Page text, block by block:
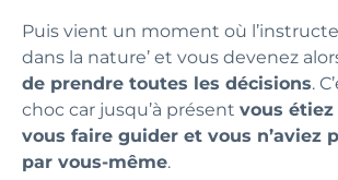
Puis vient un moment où
dans la nature’ et vous devenez
de prendre toutes les décisions.
choc car jusqu’à présent vous
vous faire guider et vous n’aviez
par vous-même.